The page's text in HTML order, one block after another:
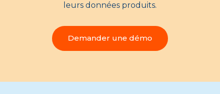
leurs données produits.
Demander une démo